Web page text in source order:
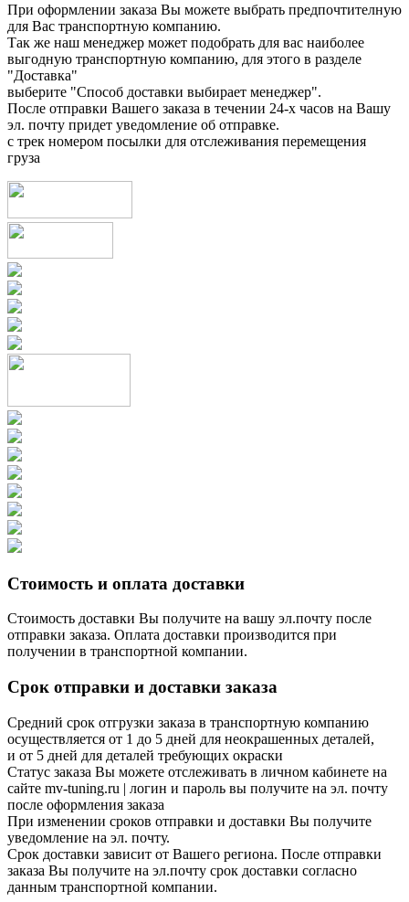
При оформлении заказа Вы можете выбрать предпочтителную
для Вас транспортную компанию.
Так же наш менеджер может подобрать для вас наиболее
выгодную транспортную компанию, для этого в разделе
"Доставка"
выберите "Способ доставки выбирает менеджер".
После отправки Вашего заказа в течении 24-х часов на Вашу
эл. почту придет уведомление об отправке.
с трек номером посылки для отслеживания перемещения
груза
Стоимость и оплата доставки
Стоимость доставки Вы получите на вашу эл.почту после
отправки заказа. Оплата доставки производится при
получении в транспортной компании.
Срок отправки и доставки заказа
Средний срок отгрузки заказа в транспортную компанию
осуществляется от 1 до 5 дней для неокрашенных деталей,
и от 5 дней для деталей требующих окраски
Статус заказа Вы можете отслеживать в личном кабинете на
сайте mv-tuning.ru | логин и пароль вы получите на эл. почту
после оформления заказа
При изменении сроков отправки и доставки Вы получите
уведомление на эл. почту.
Срок доставки зависит от Вашего региона. После отправки
заказа Вы получите на эл.почту срок доставки согласно
данным транспортной компании.